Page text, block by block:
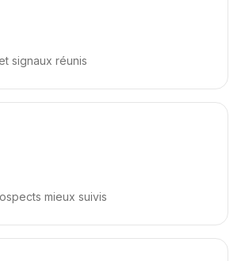
signaux réunis
mieux suivis